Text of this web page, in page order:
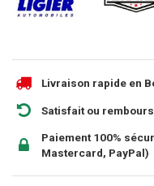
Livraison rapide en
Satisfait ou
Paiement 100%
Mastercard, PayPal)